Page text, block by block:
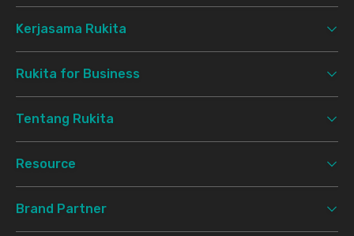
Kerjasama Rukita
Rukita for Business
Tentang Rukita
Resource
Brand Partner